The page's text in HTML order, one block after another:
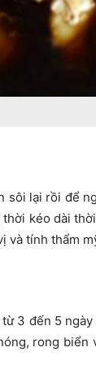
sôi lại rồi để
kéo dài
và tính thẩm
3 đến 5
rong biển